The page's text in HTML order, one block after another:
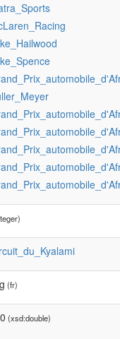
(fr)
(xsd:double)